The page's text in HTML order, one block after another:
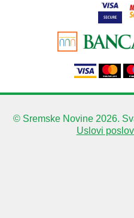
© Sremske Novine 2026.
Uslovi